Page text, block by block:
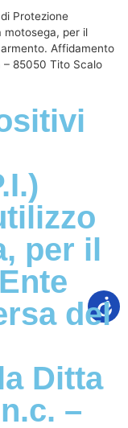
Protezione
motosega, per il
Affidamento
– 85050 Tito Scalo
per il
del
Ditta
–